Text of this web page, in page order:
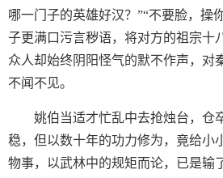
哪一门子的英雄好汉？”“不要脸，操
子更满口污言秽语，将对方的祖宗十
众人却始终阴阳怪气的默不作声，对
不闻不见。
姚伯当适才忙乱中去抢烛台，仓
稳，但以数十年的功力修为，竟给小
物事，以武林中的规矩而论，已是输